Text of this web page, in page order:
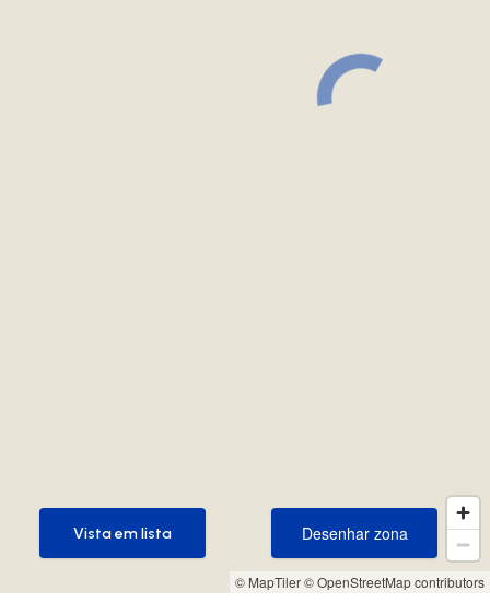
© MapTiler© OpenStreetMap contributors
Desenhar zona
Desenhar zona
Vista em lista
Vista em lista